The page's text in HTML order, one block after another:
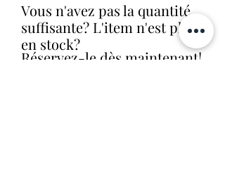
Vous n'avez pas la quantité
suffisante? L'item n'est plus
en stock?
Réservez-le dès maintenant!